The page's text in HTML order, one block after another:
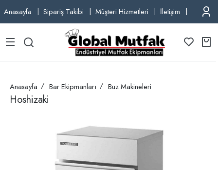
Anasayfa Sipariş Takibi Müşteri Hizmetleri İletişim TEL:
Anasayfa Bar Ekipmanları Buz Makineleri
Hoshizaki